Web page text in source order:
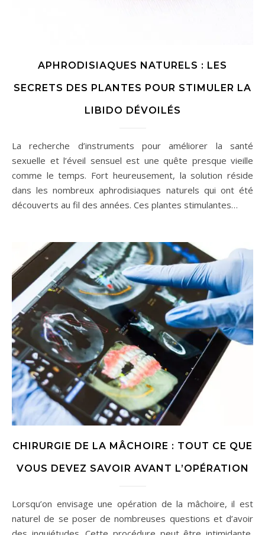
APHRODISIAQUES NATURELS : LES
SECRETS DES PLANTES POUR STIMULER LA
LIBIDO DÉVOILÉS
La recherche d’instruments pour améliorer la santé
sexuelle et l’éveil sensuel est une quête presque vieille
comme le temps. Fort heureusement, la solution réside
dans les nombreux aphrodisiaques naturels qui ont été
découverts au fil des années. Ces plantes stimulantes…
CHIRURGIE DE LA MÂCHOIRE : TOUT CE QUE
VOUS DEVEZ SAVOIR AVANT L’OPÉRATION
Lorsqu’on envisage une opération de la mâchoire, il est
naturel de se poser de nombreuses questions et d’avoir